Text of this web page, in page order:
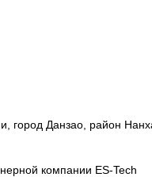
город Данзао, район
компании ES-Tech